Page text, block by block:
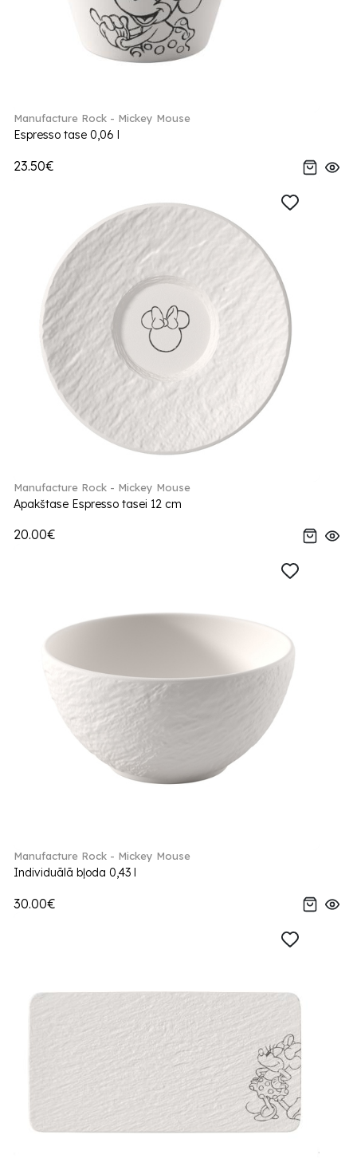
Manufacture Rock - Mickey Mouse
Espresso tase 0,06 l
23.50€
Manufacture Rock - Mickey Mouse
Apakštase Espresso tasei 12 cm
20.00€
Manufacture Rock - Mickey Mouse
Individuālā bļoda 0,43 l
30.00€